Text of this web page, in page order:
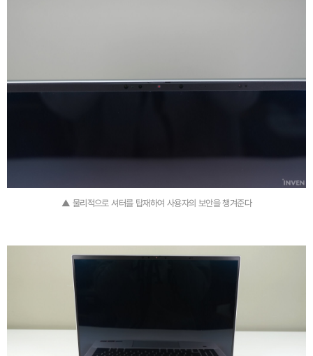
▲ 물리적으로 셔터를 탑재하여 사용자의 보안을 챙겨준다